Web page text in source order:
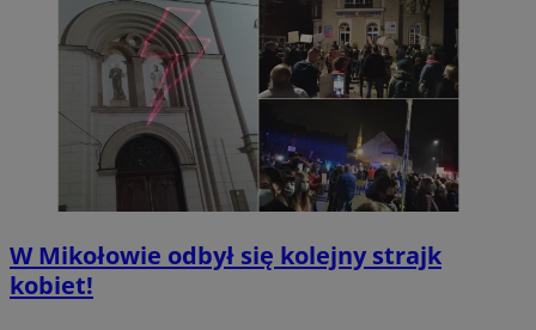
W Mikołowie odbył się kolejny strajk
kobiet!